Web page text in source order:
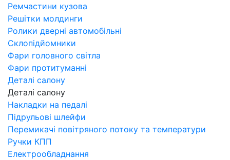
Ремчастини кузова
Решітки молдинги
Ролики дверні автомобільні
Склопідйомники
Фари головного світла
Фари протитуманні
Деталі салону
Деталі салону
Накладки на педалі
Підрульові шлейфи
Перемикачі повітряного потоку та температури
Ручки КПП
Електрообладнання